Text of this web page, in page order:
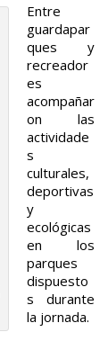
Entre
guardapar
ques y
recreador
es
acompañar
on las
actividade
s
culturales,
deportivas
y
ecológicas
en los
parques
dispuesto
s durante
la jornada.